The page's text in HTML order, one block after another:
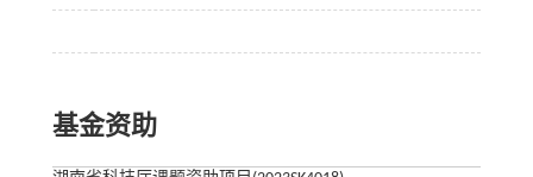
基金资助